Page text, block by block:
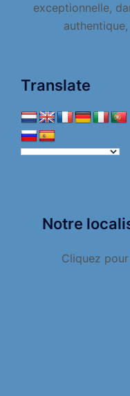
exceptionnelle,
Translate
Notre
Cliquez